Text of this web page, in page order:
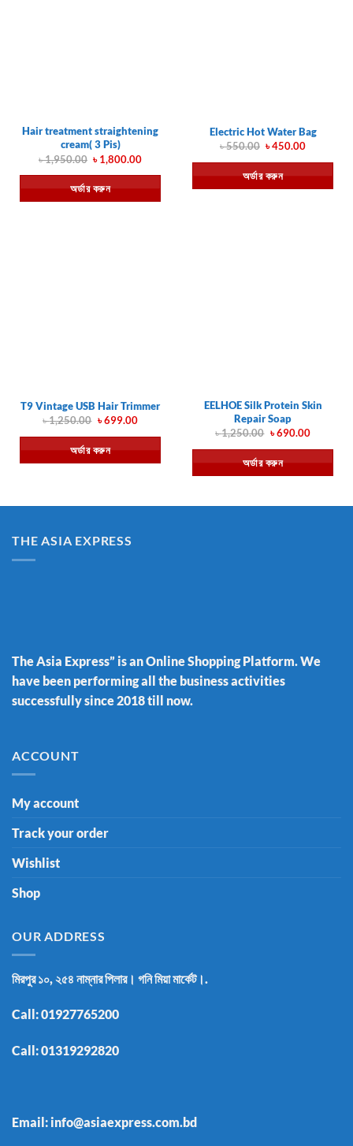
Hair treatment straightening
cream( 3 Pis)
৳1,950.00 Original
price
was:
৳ 1,950.00.
৳1,800.00Current
is:
৳ 1,800.00.
অর্ডার করুন
Electric Hot Water Bag
৳550.00 Original
was:
৳ 550.00.
৳450.00Current
is:
৳ 450.00.
অর্ডার করুন
T9 Vintage USB Hair Trimmer
৳1,250.00 Original
was:
৳ 1,250.00.
৳699.00Current
is:
৳ 699.00.
অর্ডার করুন
EELHOE Silk Protein Skin
Repair Soap
৳1,250.00 Original
was:
৳ 1,250.00.
৳690.00Current
is:
৳ 690.00.
অর্ডার করুন
THE ASIA EXPRESS
The Asia Express” is an Online Shopping Platform. We
have been performing all the business activities
successfully since 2018 till now.
ACCOUNT
My account
Track your order
Wishlist
Shop
OUR ADDRESS
মিরপুর ১০, ২৫৪ নাম্নার পিলার। গনি মিয়া মার্কেট।.
Call:01927765200
Call:01319292820
Email: info@asiaexpress.com.bd